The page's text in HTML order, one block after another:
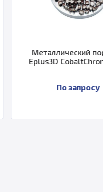
порошок
CobaltChrome MP1